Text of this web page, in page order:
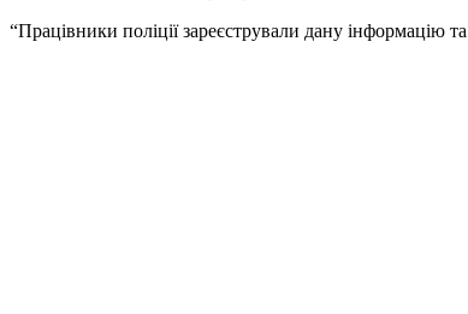
“Працівники поліції зареєстрували дану інформацію